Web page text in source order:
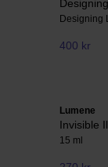
Designing
400 kr
Lumene
Invisible
15 ml